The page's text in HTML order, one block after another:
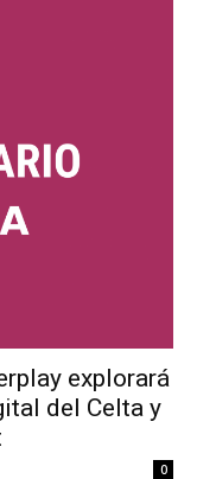
explorará
del Celta y
0